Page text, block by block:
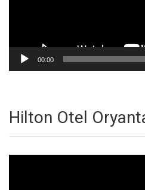
00:00
Hilton Otel